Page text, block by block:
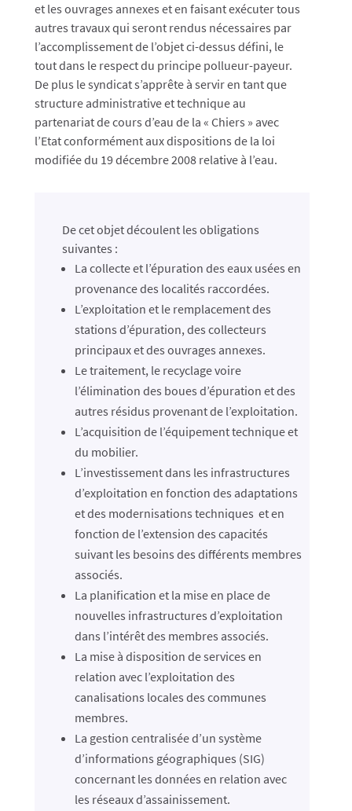
et les ouvrages annexes et en faisant exécuter tous
autres travaux qui seront rendus nécessaires par
l’accomplissement de l’objet ci-dessus défini, le
tout dans le respect du principe pollueur-payeur.
De plus le syndicat s’apprête à servir en tant que
structure administrative et technique au
partenariat de cours d’eau de la « Chiers » avec
l’Etat conformément aux dispositions de la loi
modifiée du 19 décembre 2008 relative à l’eau.
De cet objet découlent les obligations
suivantes :
La collecte et l’épuration des eaux usées en
provenance des localités raccordées.
L’exploitation et le remplacement des
stations d’épuration, des collecteurs
principaux et des ouvrages annexes.
Le traitement, le recyclage voire
l’élimination des boues d’épuration et des
autres résidus provenant de l’exploitation.
L’acquisition de l’équipement technique et
du mobilier.
L’investissement dans les infrastructures
d’exploitation en fonction des adaptations
et des modernisations techniques et en
fonction de l’extension des capacités
suivant les besoins des différents membres
associés.
La planification et la mise en place de
nouvelles infrastructures d’exploitation
dans l’intérêt des membres associés.
La mise à disposition de services en
relation avec l’exploitation des
canalisations locales des communes
membres.
La gestion centralisée d’un système
d’informations géographiques (SIG)
concernant les données en relation avec
les réseaux d’assainissement.